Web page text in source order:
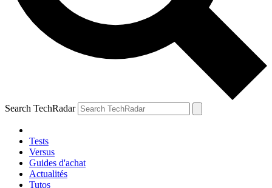
Search TechRadar
Tests
Versus
Guides d'achat
Actualités
Tutos